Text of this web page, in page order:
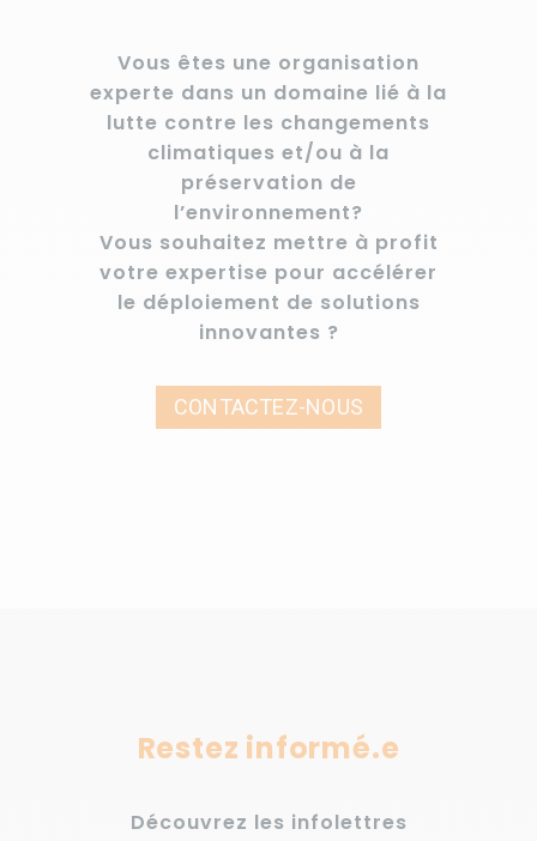
Vous êtes une organisation
experte dans un domaine lié à la
lutte contre les changements
climatiques et/ou à la
préservation de
l’environnement?
Vous souhaitez mettre à profit
votre expertise pour accélérer
le déploiement de solutions
innovantes ?
CONTACTEZ-NOUS
Restez informé.e
Découvrez les infolettres